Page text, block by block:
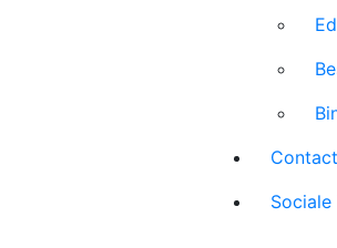
Contact
Sociale